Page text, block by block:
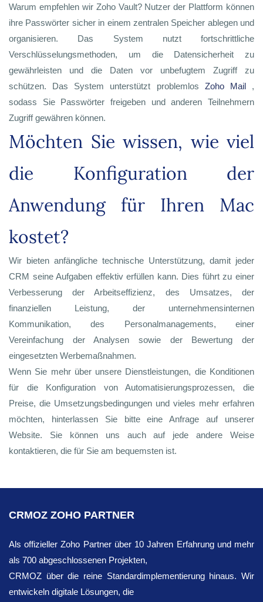
Warum empfehlen wir Zoho Vault? Nutzer der Plattform können
ihre Passwörter sicher in einem zentralen Speicher ablegen und
organisieren. Das System nutzt fortschrittliche
Verschlüsselungsmethoden, um die Datensicherheit zu
gewährleisten und die Daten vor unbefugtem Zugriff zu
schützen. Das System unterstützt problemlos Zoho Mail,
sodass Sie Passwörter freigeben und anderen Teilnehmern
Zugriff gewähren können.
Möchten Sie wissen, wie viel
die Konfiguration der
Anwendung für Ihren Mac
kostet?
Wir bieten anfängliche technische Unterstützung, damit jeder
CRM seine Aufgaben effektiv erfüllen kann. Dies führt zu einer
Verbesserung der Arbeitseffizienz, des Umsatzes, der
finanziellen Leistung, der unternehmensinternen
Kommunikation, des Personalmanagements, einer
Vereinfachung der Analysen sowie der Bewertung der
eingesetzten Werbemaßnahmen.
Wenn Sie mehr über unsere Dienstleistungen, die Konditionen
für die Konfiguration von Automatisierungsprozessen, die
Preise, die Umsetzungsbedingungen und vieles mehr erfahren
möchten, hinterlassen Sie bitte eine Anfrage auf unserer
Website. Sie können uns auch auf jede andere Weise
kontaktieren, die für Sie am bequemsten ist.
CRMOZ ZOHO PARTNER
Als offizieller Zoho Partner über 10 Jahren Erfahrung und mehr
als 700 abgeschlossenen Projekten,
CRMOZ über die reine Standardimplementierung hinaus. Wir
entwickeln digitale Lösungen, die